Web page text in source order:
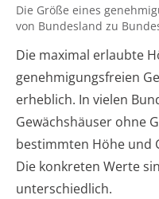
Die Größe eines
von Bundesland zu
Die maximal erlaubte
genehmigungsfreien
erheblich. In vielen
Gewächshäuser ohne
bestimmten Höhe und
Die konkreten Werte
unterschiedlich.